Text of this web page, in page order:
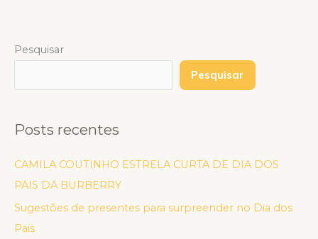
Pesquisar
Pesquisar
Posts recentes
CAMILA COUTINHO ESTRELA CURTA DE DIA DOS
PAIS DA BURBERRY
Sugestões de presentes para surpreender no Dia dos
Pais